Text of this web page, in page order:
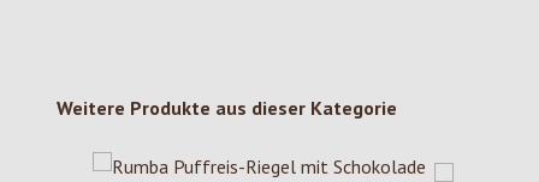
Produktgalerie überspringen
Weitere Produkte aus dieser Kategorie